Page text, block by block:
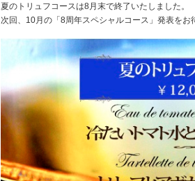
夏のトリュフコースは8月末で終了いたしました。
次回、10月の「8周年スペシャルコース」発表をお